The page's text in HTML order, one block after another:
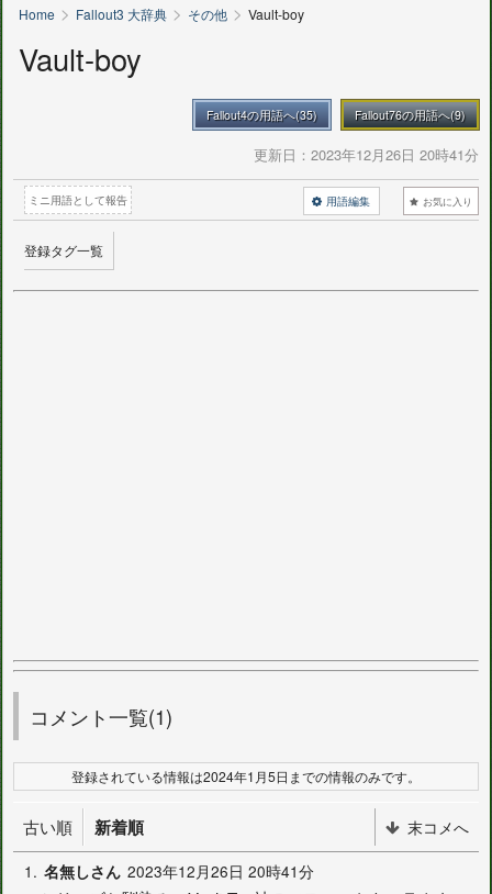
Home > Fallout3 大辞典 > その他 > Vault-boy
Vault-boy
Fallout4の用語へ(35) Fallout76の用語へ(9)
更新日： 2023年12月26日 20時41分
ミニ用語として報告 お気に入り
用語編集
登録タグ一覧
コメント一覧(1)
登録されている情報は2024年1月5日までの情報のみです。
古い順 新着順
末コメへ
1. 名無しさん 2023年12月26日 20時41分